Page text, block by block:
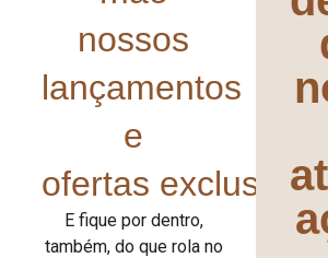
nossos
lançamentos
e
ofertas
E fique por dentro,
também, do que rola no